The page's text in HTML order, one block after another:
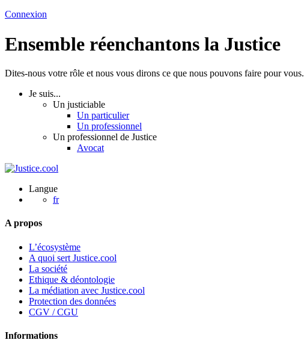
Connexion
Ensemble réenchantons la Justice
Dites-nous votre rôle et nous vous dirons ce que nous pouvons faire pour vous.
Je suis...
Un justiciable
Un particulier
Un professionnel
Un professionnel de Justice
Avocat
Langue
fr
A propos
L’écosystème
A quoi sert Justice.cool
La société
Ethique & déontologie
La médiation avec Justice.cool
Protection des données
CGV / CGU
Informations